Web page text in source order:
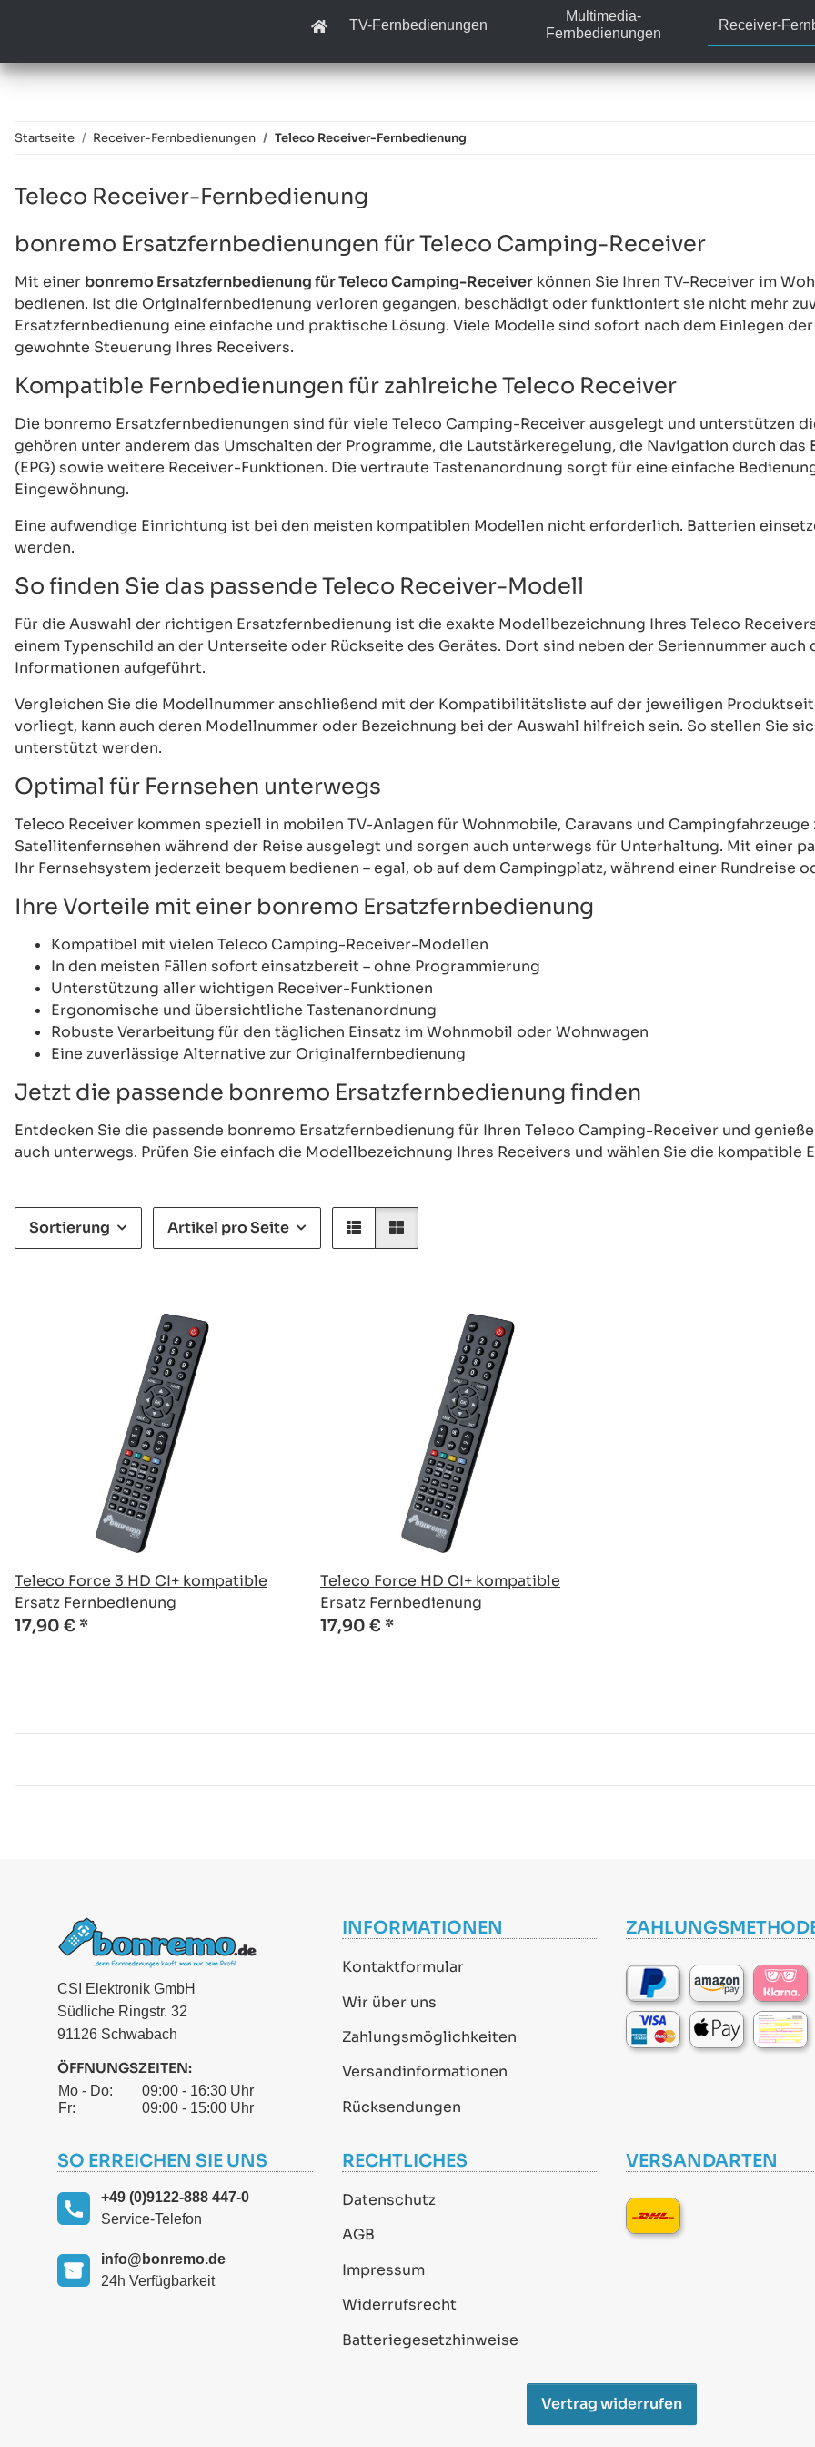
TV-Fernbedienungen
Multimedia-
Fernbedienungen
Receiver-
Startseite Receiver-Fernbedienungen Teleco Receiver-Fernbedienung
Teleco Receiver-Fernbedienung
bonremo Ersatzfernbedienungen für Teleco Camping-Receiver
Mit einer bonremo Ersatzfernbedienung für Teleco Camping-Receiver können Sie Ihren TV-Receiver im
bedienen. Ist die Originalfernbedienung verloren gegangen, beschädigt oder funktioniert sie nicht mehr
Ersatzfernbedienung eine einfache und praktische Lösung. Viele Modelle sind sofort nach dem Einlegen
gewohnte Steuerung Ihres Receivers.
Kompatible Fernbedienungen für zahlreiche Teleco Receiver
Die bonremo Ersatzfernbedienungen sind für viele Teleco Camping-Receiver ausgelegt und unterstützen
gehören unter anderem das Umschalten der Programme, die Lautstärkeregelung, die Navigation durch
(EPG) sowie weitere Receiver-Funktionen. Die vertraute Tastenanordnung sorgt für eine einfache
Eingewöhnung.
Eine aufwendige Einrichtung ist bei den meisten kompatiblen Modellen nicht erforderlich. Batterien
werden.
So finden Sie das passende Teleco Receiver-Modell
Für die Auswahl der richtigen Ersatzfernbedienung ist die exakte Modellbezeichnung Ihres Teleco
einem Typenschild an der Unterseite oder Rückseite des Gerätes. Dort sind neben der Seriennummer
Informationen aufgeführt.
Vergleichen Sie die Modellnummer anschließend mit der Kompatibilitätsliste auf der jeweiligen
vorliegt, kann auch deren Modellnummer oder Bezeichnung bei der Auswahl hilfreich sein. So stellen Sie
unterstützt werden.
Optimal für Fernsehen unterwegs
Teleco Receiver kommen speziell in mobilen TV-Anlagen für Wohnmobile, Caravans und Campingfahrzeuge
Satellitenfernsehen während der Reise ausgelegt und sorgen auch unterwegs für Unterhaltung. Mit einer
Ihr Fernsehsystem jederzeit bequem bedienen – egal, ob auf dem Campingplatz, während einer Rundreise
Ihre Vorteile mit einer bonremo Ersatzfernbedienung
Kompatibel mit vielen Teleco Camping-Receiver-Modellen
In den meisten Fällen sofort einsatzbereit – ohne Programmierung
Unterstützung aller wichtigen Receiver-Funktionen
Ergonomische und übersichtliche Tastenanordnung
Robuste Verarbeitung für den täglichen Einsatz im Wohnmobil oder Wohnwagen
Eine zuverlässige Alternative zur Originalfernbedienung
Jetzt die passende bonremo Ersatzfernbedienung finden
Entdecken Sie die passende bonremo Ersatzfernbedienung für Ihren Teleco Camping-Receiver und
auch unterwegs. Prüfen Sie einfach die Modellbezeichnung Ihres Receivers und wählen Sie die kompatible
Sortierung Artikel pro Seite
Teleco Force 3 HD CI+ kompatible
Ersatz Fernbedienung
17,90 € *
Teleco Force HD CI+ kompatible
Ersatz Fernbedienung
17,90 € *
CSI Elektronik GmbH
Südliche Ringstr. 32
91126 Schwabach
ÖFFNUNGSZEITEN:
Mo - Do:
09:00 - 16:30 Uhr
Fr:
09:00 - 15:00 Uhr
INFORMATIONEN
Kontaktformular
Wir über uns
Zahlungsmöglichkeiten
Versandinformationen
Rücksendungen
SO ERREICHEN SIE UNS
+49 (0)9122-888 447-0
Service-Telefon
info@bonremo.de
24h Verfügbarkeit
RECHTLICHES
Datenschutz
AGB
Impressum
Widerrufsrecht
Batteriegesetzhinweise
VERSANDARTEN
Vertrag widerrufen